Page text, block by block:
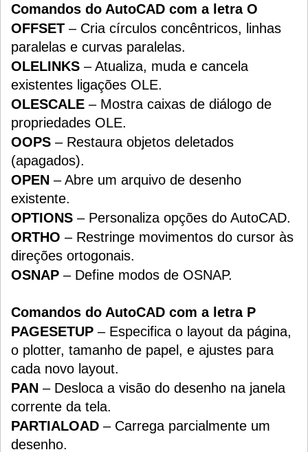
Comandos do AutoCAD com a letra O
OFFSET – Cria círculos concêntricos, linhas
paralelas e curvas paralelas.
OLELINKS – Atualiza, muda e cancela
existentes ligações OLE.
OLESCALE – Mostra caixas de diálogo de
propriedades OLE.
OOPS – Restaura objetos deletados
(apagados).
OPEN – Abre um arquivo de desenho
existente.
OPTIONS – Personaliza opções do AutoCAD.
ORTHO – Restringe movimentos do cursor às
direções ortogonais.
OSNAP – Define modos de OSNAP.
Comandos do AutoCAD com a letra P
PAGESETUP – Especifica o layout da página,
o plotter, tamanho de papel, e ajustes para
cada novo layout.
PAN – Desloca a visão do desenho na janela
corrente da tela.
PARTIALOAD – Carrega parcialmente um
desenho.